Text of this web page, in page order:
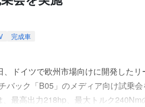
完成車
、ドイツで欧州市場向けに開発した
バック「B05」のメディア向け試乗会
、最高出力218hp、最大トルク